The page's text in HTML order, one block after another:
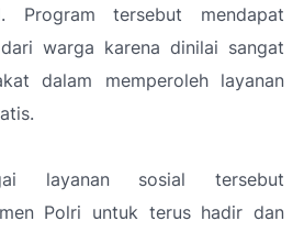
Program tersebut mendapat
warga karena dinilai sangat
dalam memperoleh layanan
layanan sosial tersebut
Polri untuk terus hadir dan